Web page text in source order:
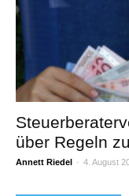
über Regeln
Annett Riedel - 4. August